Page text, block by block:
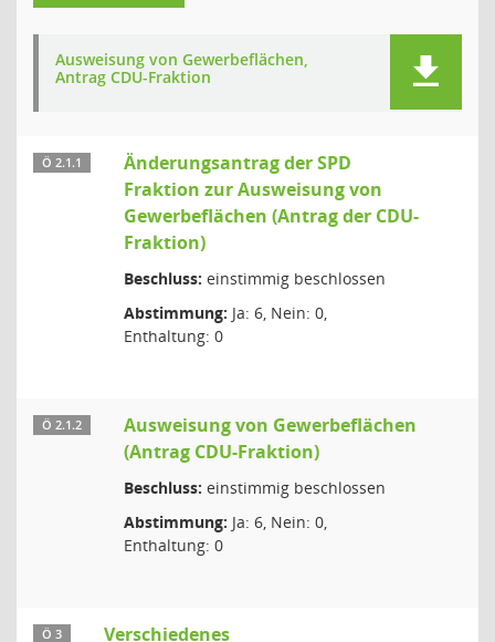
Ausweisung von Gewerbeflächen,
Antrag CDU-Fraktion
Ö 2.1.1
Änderungsantrag der SPD
Fraktion zur Ausweisung von
Gewerbeflächen (Antrag der CDU-
Fraktion)
Beschluss: einstimmig beschlossen
Abstimmung: Ja: 6, Nein: 0,
Enthaltung: 0
Ö 2.1.2
Ausweisung von Gewerbeflächen
(Antrag CDU-Fraktion)
Beschluss: einstimmig beschlossen
Abstimmung: Ja: 6, Nein: 0,
Enthaltung: 0
Ö 3 Verschiedenes